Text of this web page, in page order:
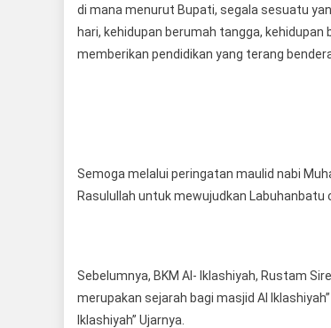
di mana menurut Bupati, segala sesuatu
hari, kehidupan berumah tangga, kehidupan
memberikan pendidikan yang terang
Semoga melalui peringatan maulid nabi
Rasulullah untuk mewujudkan Labuhanbatu
Sebelumnya, BKM Al- Iklashiyah, Rustam
merupakan sejarah bagi masjid Al
Iklashiyah” Ujarnya.